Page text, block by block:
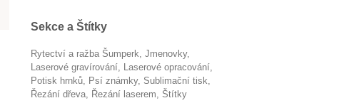
Sekce a Štítky
Rytectví a ražba Šumperk
jmenovky
laserové gravírování
Laserové opracování
potisk hrnků
psí známky
sublimační tisk
řezání dřeva
řezání laserem štítky